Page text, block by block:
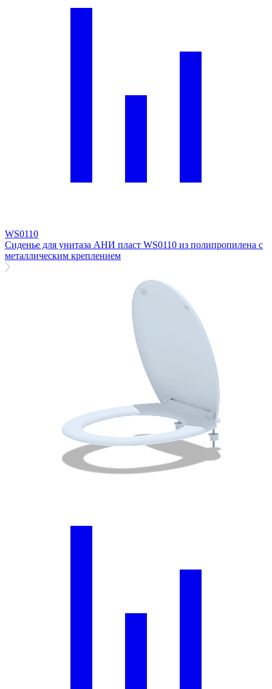
WS0110
Сиденье для унитаза АНИ пласт WS0110 из полипропилена с
металлическим креплением